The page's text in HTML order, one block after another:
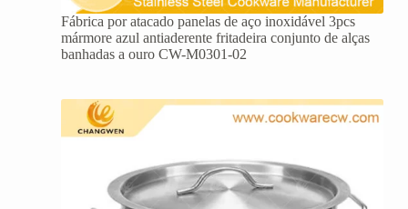
Fábrica por atacado panelas de aço inoxidável 3pcs
mármore azul antiaderente fritadeira conjunto de alças
banhadas a ouro CW-M0301-02